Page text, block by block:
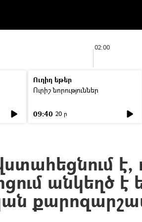
02:00
Ուղիղ եթեր
Ուրիշ նորություններ
09:40 20 ր
է,
անկեղծ է